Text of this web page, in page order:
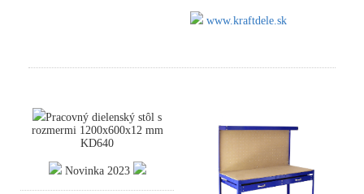
www.kraftdele.sk
Pracovný dielenský stôl s
rozmermi 1200x600x12 mm
KD640
Novinka 2023